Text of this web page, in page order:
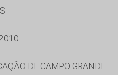
DE CAMPO GRANDE